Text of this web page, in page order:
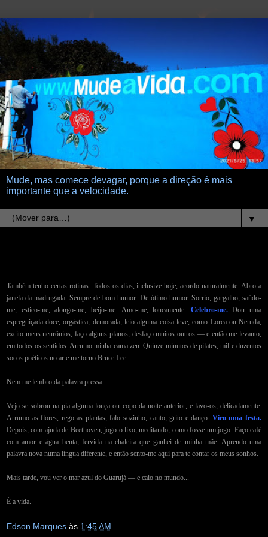
Mude, mas comece devagar, porque a direção é mais
importante que a velocidade.
▼
Também tenho certas rotinas. Todos os dias, inclusive hoje, acordo naturalmente. Abro a
janela da madrugada. Sempre de bom humor. De ótimo humor. Sorrio, gargalho, saúdo-
me, estico-me, alongo-me, beijo-me. Amo-me, loucamente. Celebro-me.Dou uma
espreguiçada doce, orgástica, demorada, leio alguma coisa leve, como Lorca ou Neruda,
excito meus neurônios, faço alguns planos, desfaço muitos outros — e então me levanto,
em todos os sentidos. Arrumo minha cama zen. Quinze minutos de pilates, mil e duzentos
socos poéticos no ar e me torno Bruce Lee.
Nem me lembro da palavra pressa.
Vejo se sobrou na pia alguma louça ou copo da noite anterior, e lavo-os, delicadamente.
Arrumo as flores, rego as plantas, falo sozinho, canto, grito e danço. Viro uma festa.
Depois, com ajuda de Beethoven, jogo o lixo, meditando, como fosse um jogo. Faço café
com amor e água benta, fervida na chaleira que ganhei de minha mãe. Aprendo uma
palavra nova numa língua diferente, e então sento-me aqui para te contar os meus sonhos.
Mais tarde, vou ver o mar azul do Guarujá — e caio no mundo...
É a vida.
Edson Marques às 1:45 AM